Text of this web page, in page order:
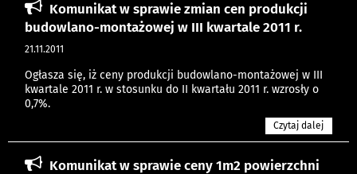
Komunikat w sprawie zmian cen produkcji
budowlano-montażowej w III kwartale 2011 r.
21.11.2011
Ogłasza się, iż ceny produkcji budowlano-montażowej w III
kwartale 2011 r. w stosunku do II kwartału 2011 r. wzrosły o
0,7%.
Czytaj dalej
Komunikat w sprawie ceny 1m2 powierzchni